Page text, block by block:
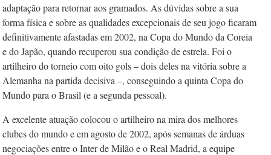
adaptação para retornar aos gramados. As dúvidas sobre a sua
forma física e sobre as qualidades excepcionais de seu jogo ficaram
definitivamente afastadas em 2002, na Copa do Mundo da Coreia
e do Japão, quando recuperou sua condição de estrela. Foi o
artilheiro do torneio com oito gols – dois deles na vitória sobre a
Alemanha na partida decisiva –, conseguindo a quinta Copa do
Mundo para o Brasil (e a segunda pessoal).
A excelente atuação colocou o artilheiro na mira dos melhores
clubes do mundo e em agosto de 2002, após semanas de árduas
negociações entre o Inter de Milão e o Real Madrid, a equipe